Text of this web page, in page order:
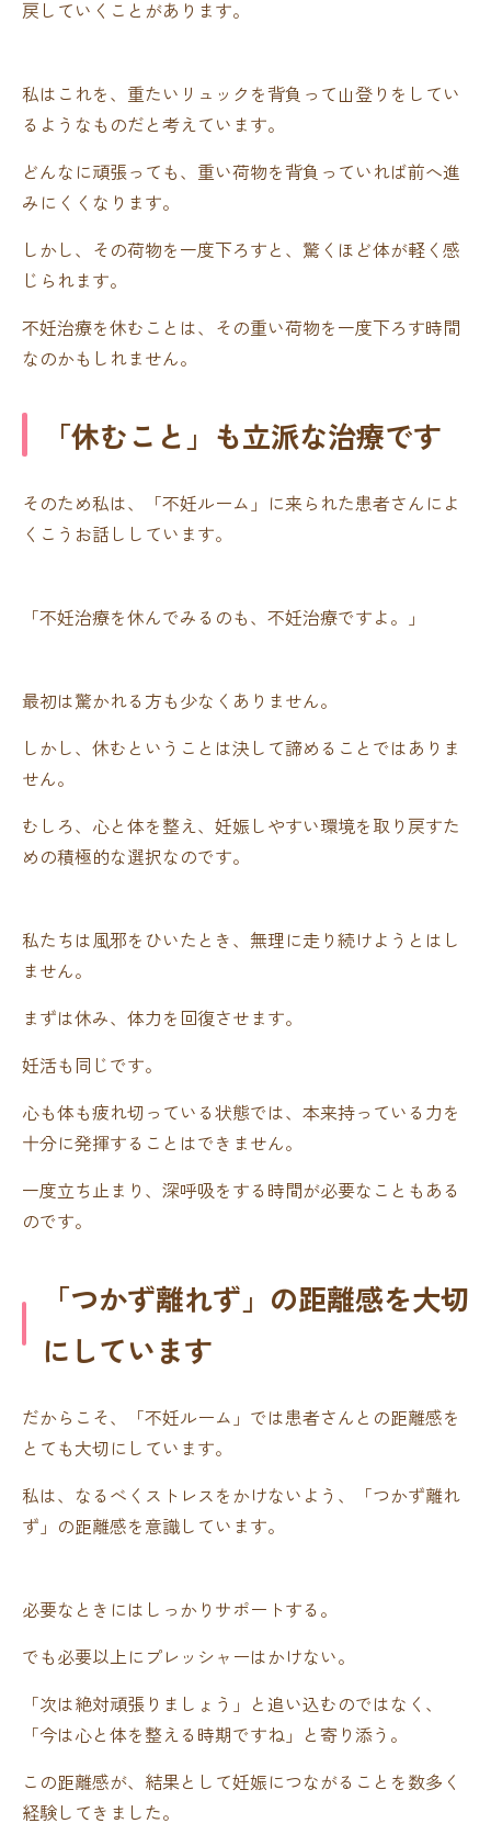
戻していくことがあります。
私はこれを、重たいリュックを背負って山登りをしてい
るようなものだと考えています。
どんなに頑張っても、重い荷物を背負っていれば前へ進
みにくくなります。
しかし、その荷物を一度下ろすと、驚くほど体が軽く感
じられます。
不妊治療を休むことは、その重い荷物を一度下ろす時間
なのかもしれません。
「休むこと」も立派な治療です
そのため私は、「不妊ルーム」に来られた患者さんによ
くこうお話ししています。
「不妊治療を休んでみるのも、不妊治療ですよ。」
最初は驚かれる方も少なくありません。
しかし、休むということは決して諦めることではありま
せん。
むしろ、心と体を整え、妊娠しやすい環境を取り戻すた
めの積極的な選択なのです。
私たちは風邪をひいたとき、無理に走り続けようとはし
ません。
まずは休み、体力を回復させます。
妊活も同じです。
心も体も疲れ切っている状態では、本来持っている力を
十分に発揮することはできません。
一度立ち止まり、深呼吸をする時間が必要なこともある
のです。
「つかず離れず」の距離感を大切
にしています
だからこそ、「不妊ルーム」では患者さんとの距離感を
とても大切にしています。
私は、なるべくストレスをかけないよう、「つかず離れ
ず」の距離感を意識しています。
必要なときにはしっかりサポートする。
でも必要以上にプレッシャーはかけない。
「次は絶対頑張りましょう」と追い込むのではなく、
「今は心と体を整える時期ですね」と寄り添う。
この距離感が、結果として妊娠につながることを数多く
経験してきました。